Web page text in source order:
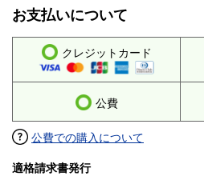
お支払いについて
クレジットカード
公費
公費での購入について
適格請求書発行